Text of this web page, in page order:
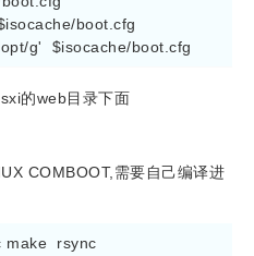
boot.cfg
的web目录下面
COMBOOT,需要自己编译进
make  rsync